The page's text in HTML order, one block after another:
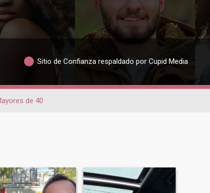
Sitio de Confianza respaldado por Cupid Media
de 40